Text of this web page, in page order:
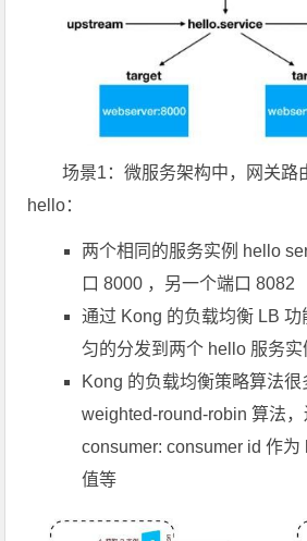
场景1：微服务架构中，网关路
hello：
两个相同的服务实例 hello
口 8000 ，另一个端口 8082
通过 Kong 的负载均衡 LB 功
匀的分发到两个 hello 服务实
Kong 的负载均衡策略算法很
weighted-round-robin 算法，
consumer: consumer id 作为
值等